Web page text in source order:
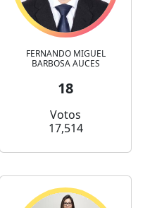
FERNANDO MIGUEL
BARBOSA AUCES
18
Votos
17,514